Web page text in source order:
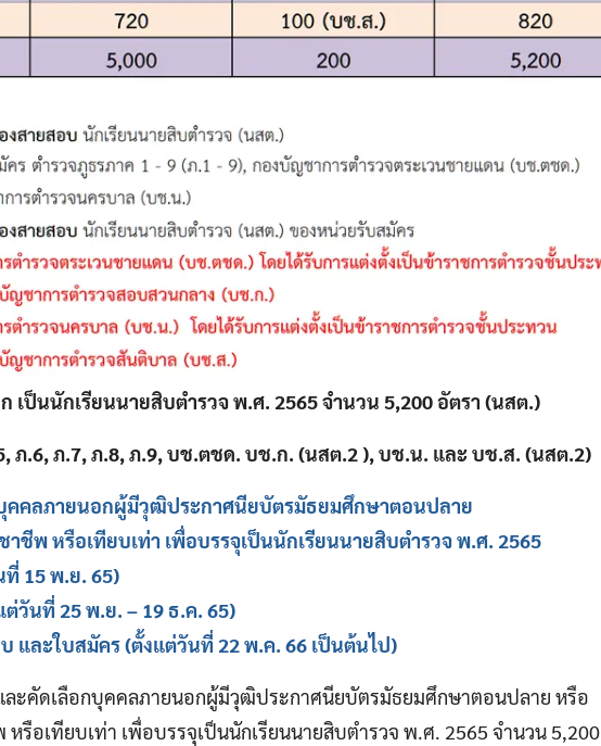
เป็นนักเรียนนายสิบตำรวจ พ.ศ. 2565 จำนวน 5,200 อัตรา (นสต.)
ภ.6, ภ.7, ภ.8, ภ.9, บช.ตชด. บช.ก. (นสต.2 ), บช.น. และ บช.ส. (นสต.2)
คคลภายนอกผู้มีวุฒิประกาศนียบัตรมัธยมศึกษาตอนปลาย
ชีพ หรือเทียบเท่า เพื่อบรรจุเป็นนักเรียนนายสิบตำรวจ พ.ศ. 2565
15 พ.ย. 65)
วันที่ 25 พ.ย. – 19 ธ.ค. 65)
และใบสมัคร (ตั้งแต่วันที่ 22 พ.ค. 66 เป็นต้นไป)
ละคัดเลือกบุคคลภายนอกผู้มีวุฒิประกาศนียบัตรมัธยมศึกษาตอนปลาย หรือ
รือเทียบเท่า เพื่อบรรจุเป็นนักเรียนนายสิบตำรวจ พ.ศ. 2565 จำนวน 5,200